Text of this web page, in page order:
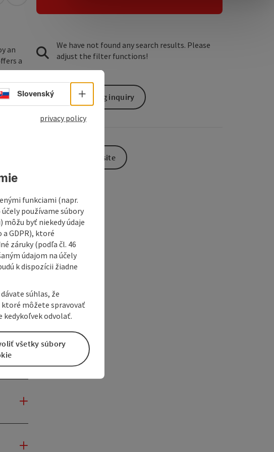
an
a
We have not found any search results. Please
adjust the filter functions!
non-binding inquiry
To the website
Select language - Open menu
Slovenský
privacy policy
funkciami (napr.
používame súbory
môžu byť niekedy údaje
GDPR), ktoré
záruky (podľa čl. 46
údajom na účely
k dispozícii žiadne
súhlas, že
ktoré môžete spravovať
odvolať.
všetky súbory